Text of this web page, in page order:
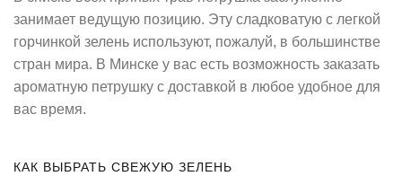
занимает ведущую позицию. Эту сладковатую с легкой
горчинкой зелень используют, пожалуй, в большинстве
стран мира. В Минске у вас есть возможность заказать
ароматную петрушку с доставкой в любое удобное для
вас время.
КАК ВЫБРАТЬ СВЕЖУЮ ЗЕЛЕНЬ